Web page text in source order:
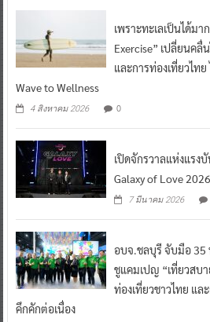
เพราะทะเลเป็นได้ม
Exercise” เปลี่ยนคลื่
และการท่องเที่ยวไท
Wave to Wellness
4 สิงหาคม 2026 0
เปิดจักรวาลแห่งแรง
Galaxy of Love
7 มีนาคม 2026
อบจ.ชลบุรี จับมือ 35
ชูแคมเปญ “เที่ยวสบ
ท่องเที่ยวชาวไทย แล
คึกคักต่อเนื่อง